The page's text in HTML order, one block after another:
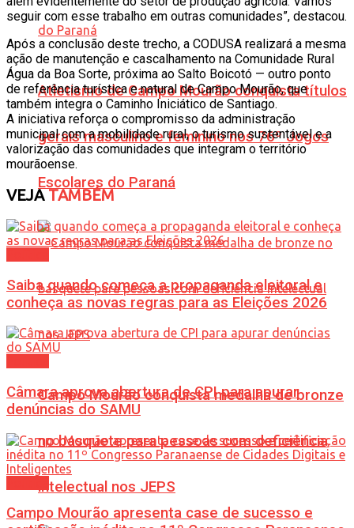
Atletismo de Campo Mourão conquista títulos
gerais masculino e feminino nos 76º Jogos
Escolares do Paraná
Campo Mourão conquista medalha de bronze
no basquete para pessoas com deficiência
intelectual nos JEPS
seguir com esse trabalho em outras comunidades”, destacou.
Após a conclusão deste trecho, a CODUSA realizará a mesma
ação de manutenção e cascalhamento na Comunidade Rural
Água da Boa Sorte, próxima ao Salto Boicotó — outro ponto
de referência turística e natural de Campo Mourão, que
também integra o Caminho Iniciático de Santiago.
A iniciativa reforça o compromisso da administração
municipal com a mobilidade rural, o turismo sustentável e a
valorização das comunidades que integram o território
mourãoense.
VEJATAMBÉM
Saiba quando começa a propaganda eleitoral e
conheça as novas regras para as Eleições 2026
Câmara aprova abertura de CPI para apurar
denúncias do SAMU
Campo Mourão apresenta case de sucesso e